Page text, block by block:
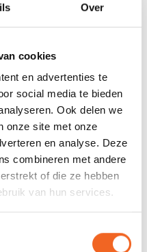
Over
cookies
en advertenties te
social media te bieden
Ook delen we
onze site met onze
en analyse. Deze
combineren met andere
of die ze hebben
van hun services.
van slijtvast ripstop-
gaat. Aan de rugsteun
waarmee de rugband
heeft de rugband
de rugsteun naar eigen